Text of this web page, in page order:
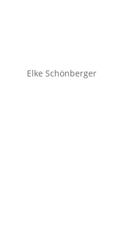
Elke Schönberger